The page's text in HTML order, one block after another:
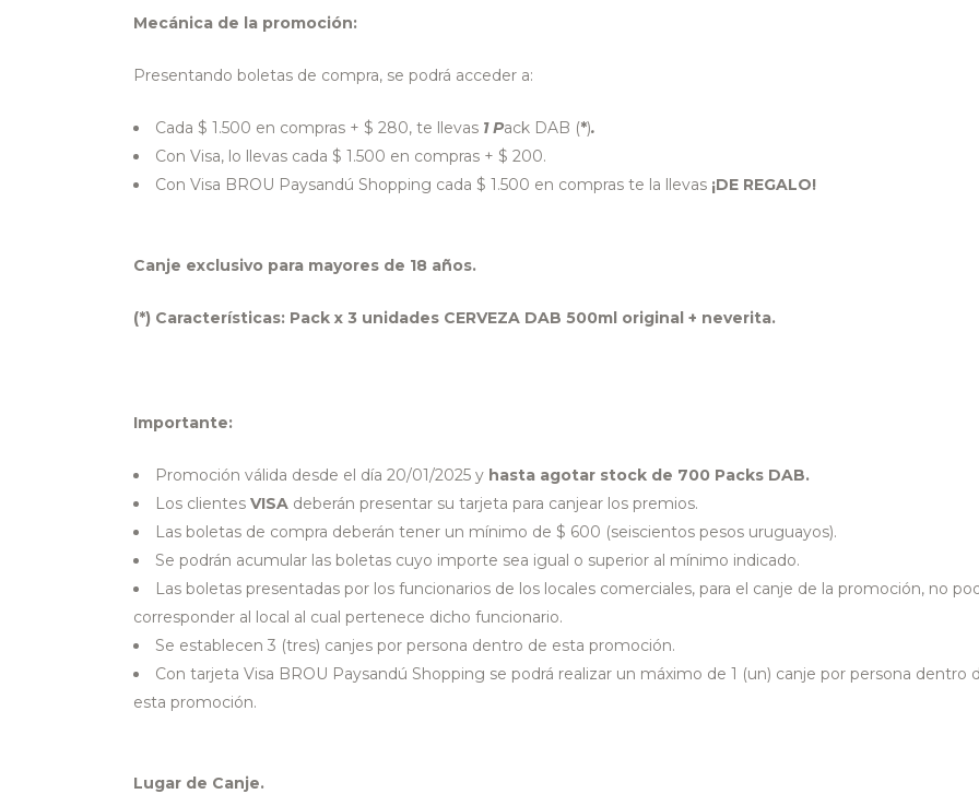
Mecánica de la promoción:
Presentando boletas de compra, se podrá acceder a:
Cada $ 1.500 en compras + $ 280, te llevas 1 Pack DAB (*).
Con Visa, lo llevas cada $ 1.500 en compras + $ 200.
Con Visa BROU Paysandú Shopping cada $ 1.500 en compras te la llevas ¡DE REGALO!
Canje exclusivo para mayores de 18 años.
(*) Características: Pack x 3 unidades CERVEZA DAB 500ml original + neverita.
Importante:
Promoción válida desde el día 20/01/2025 y hasta agotar stock de 700 Packs DAB.
Los clientes VISA deberán presentar su tarjeta para canjear los premios.
Las boletas de compra deberán tener un mínimo de $ 600 (seiscientos pesos uruguayos).
Se podrán acumular las boletas cuyo importe sea igual o superior al mínimo indicado.
Las boletas presentadas por los funcionarios de los locales comerciales, para el canje de la promoción, no
corresponder al local al cual pertenece dicho funcionario.
Se establecen 3 (tres) canjes por persona dentro de esta promoción.
Con tarjeta Visa BROU Paysandú Shopping se podrá realizar un máximo de 1 (un) canje por persona dentro
esta promoción.
Lugar de Canje.